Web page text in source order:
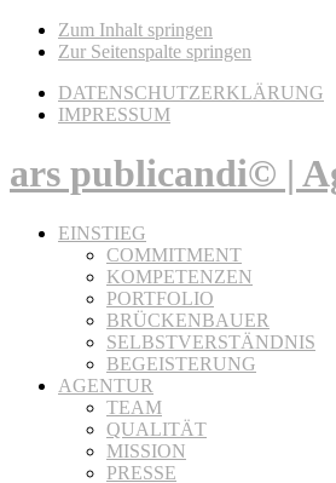
Zum Inhalt springen
Zur Seitenspalte springen
DATENSCHUTZERKLÄRUNG
IMPRESSUM
ars publicandi© |
EINSTIEG
COMMITMENT
KOMPETENZEN
PORTFOLIO
BRÜCKENBAUER
SELBSTVERSTÄNDNIS
BEGEISTERUNG
AGENTUR
TEAM
QUALITÄT
MISSION
PRESSE